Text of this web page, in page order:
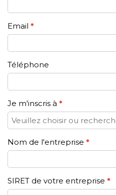
Email
Téléphone
Je m'inscris à
Nom de l'entreprise
SIRET de votre entreprise